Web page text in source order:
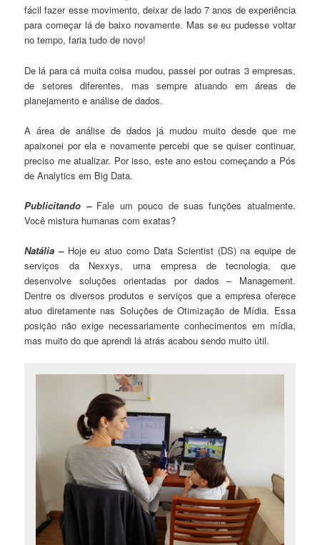
fácil fazer esse movimento, deixar de lado 7 anos de experiência
para começar lá de baixo novamente. Mas se eu pudesse voltar
no tempo, faria tudo de novo!
De lá para cá muita coisa mudou, passei por outras 3 empresas,
de setores diferentes, mas sempre atuando em áreas de
planejamento e análise de dados.
A área de análise de dados já mudou muito desde que me
apaixonei por ela e novamente percebi que se quiser continuar,
preciso me atualizar. Por isso, este ano estou começando a Pós
de Analytics em Big Data.
Publicitando –Fale um pouco de suas funções atualmente.
Você mistura humanas com exatas?
Natália – Hoje eu atuo como Data Scientist (DS) na equipe de
serviços da Nexxys, uma empresa de tecnologia, que
desenvolve soluções orientadas por dados – Management.
Dentre os diversos produtos e serviços que a empresa oferece
atuo diretamente nas Soluções de Otimização de Mídia. Essa
posição não exige necessariamente conhecimentos em mídia,
mas muito do que aprendi lá atrás acabou sendo muito útil.